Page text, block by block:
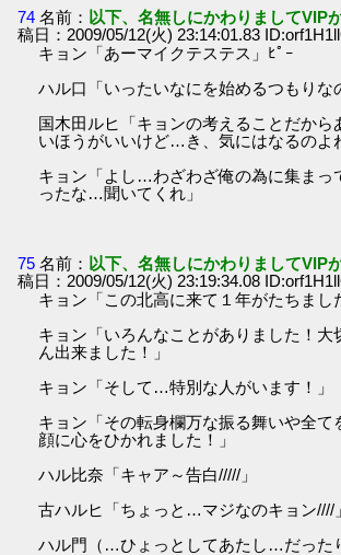
74 名前： 以下、名無しにかわりましてVIP
稿日：2009/05/12(火) 23:14:01.83
キョン「あーマイクテステス」ﾋﾟｰ
ハル口「いったいなにを始めるつもりな
国木田ルヒ「キョンの考えることだから
いほうがいいけど…き、気にはなるのよ
キョン「よし…わざわざ俺の為に集まっ
ったな…聞いてくれ」
75 名前： 以下、名無しにかわりましてVIP
稿日：2009/05/12(火) 23:19:34.08
キョン「この北高に来て１年がたちまし
キョン「いろんなことがありました！大
ん出来ました！」
キョン「そして…特別な人がいます！」
キョン「その転身欄万な振る舞いや全て
顔に心をひかれました！」
ハル比奈「キャア～告白/////」
古ハルヒ「ちょっと…マジなのキョン////」
ハル門（…ひょっとしてあたし…だった